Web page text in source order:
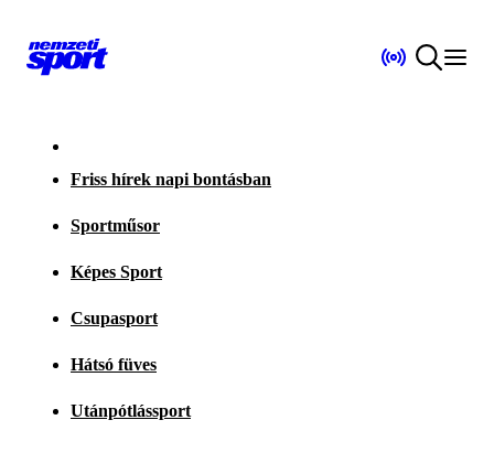
Friss hírek napi bontásban
Sportműsor
Képes Sport
Csupasport
Hátsó füves
Utánpótlássport